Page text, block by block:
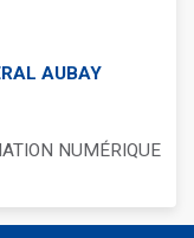
AUBAY
NUMÉRIQUE